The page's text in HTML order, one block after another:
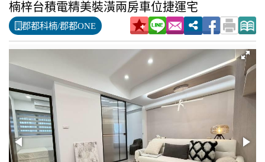
楠梓台積電精美裝潢兩房車位捷運宅
郡都科楠/郡都ONE